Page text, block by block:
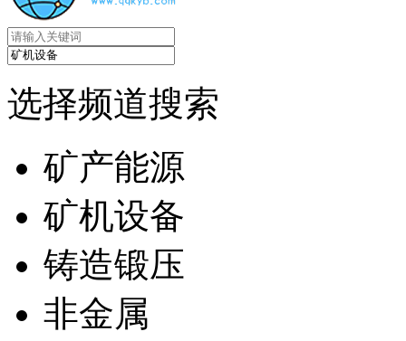
选择频道搜索
矿产能源
矿机设备
铸造锻压
非金属